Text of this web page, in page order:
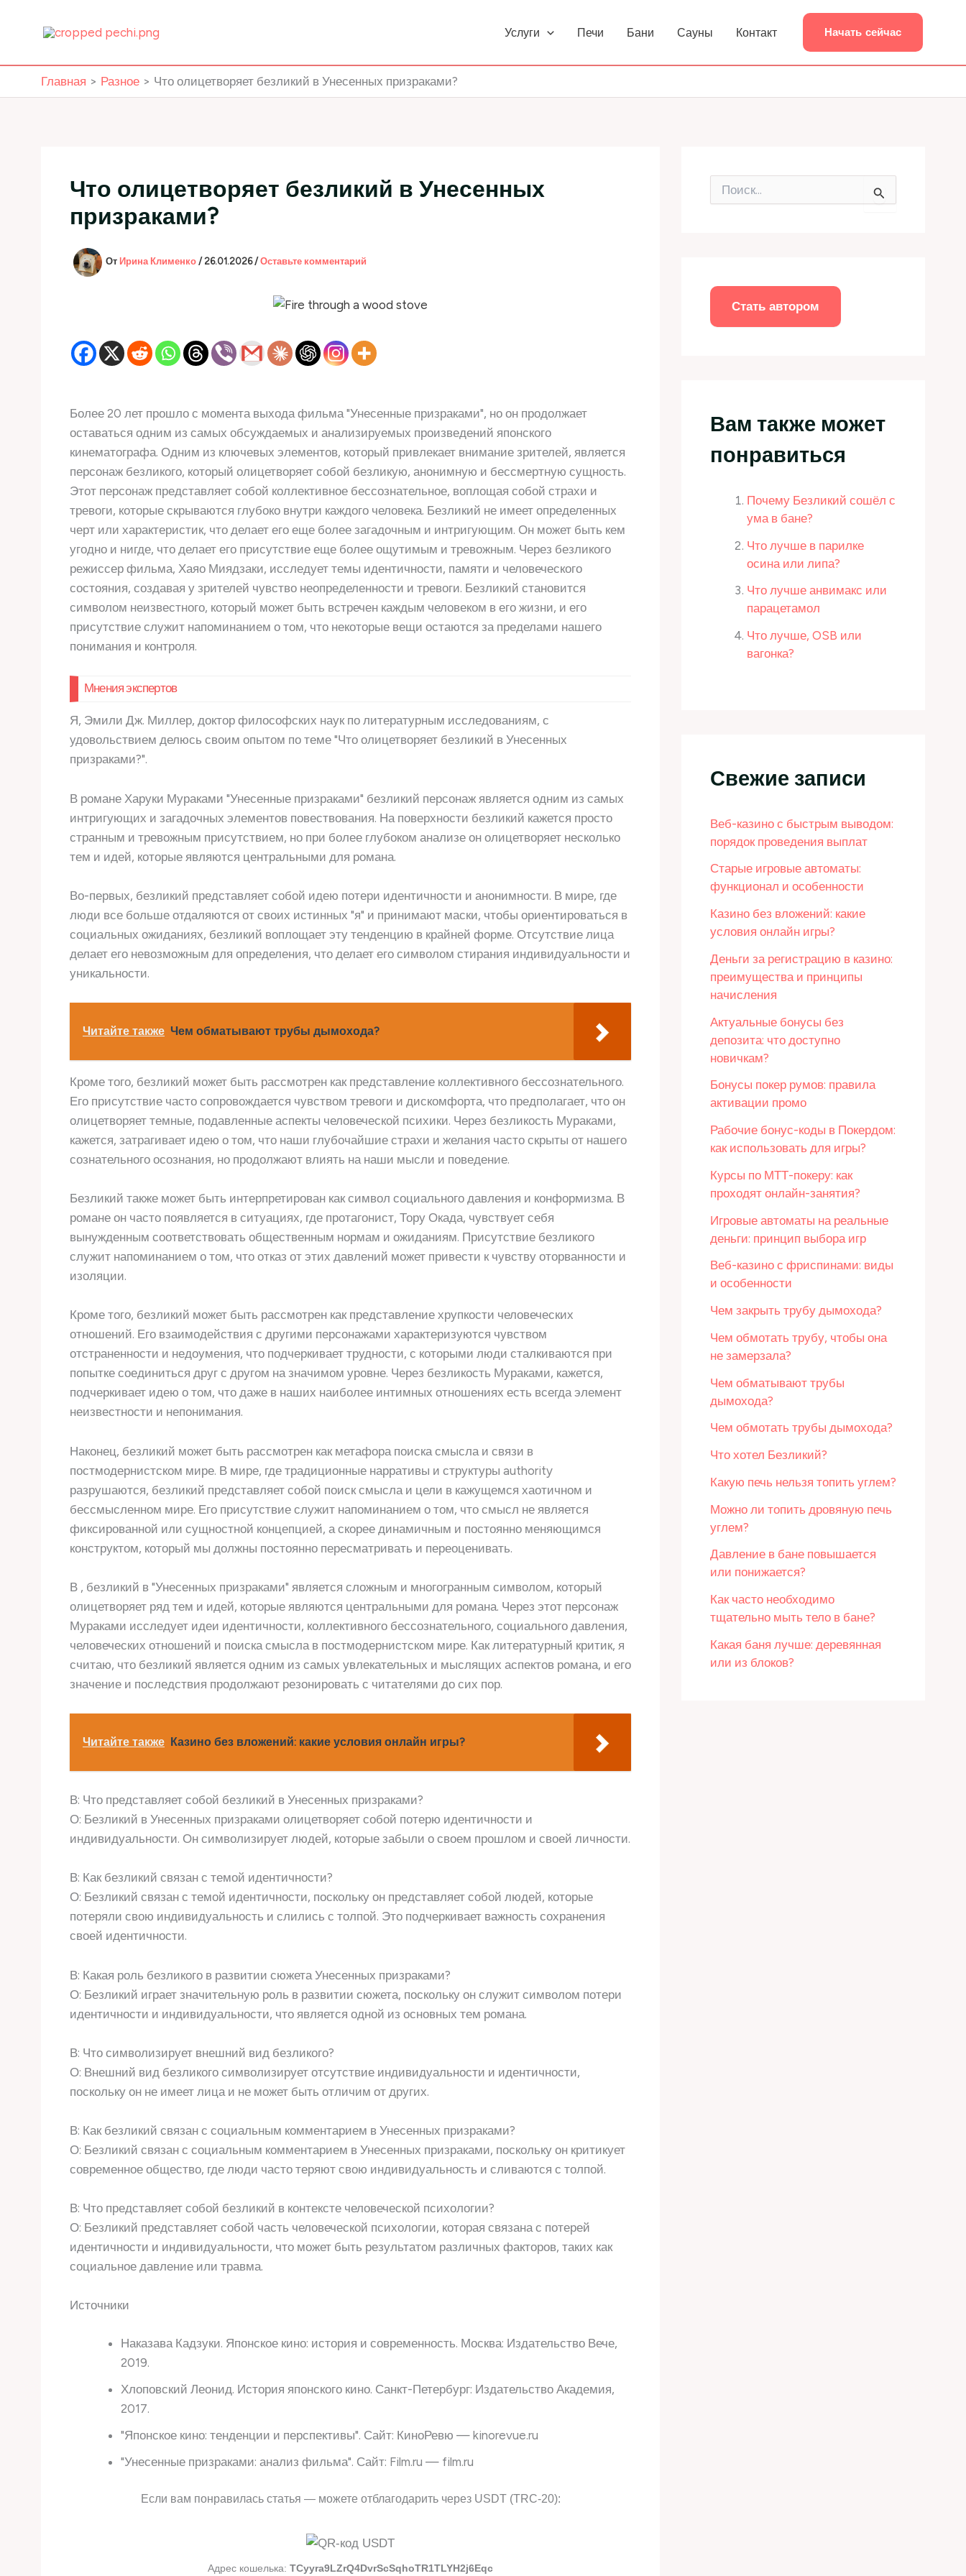
Услуги Печи Бани Сауны Контакт Начать сейчас
Главная Разное Что олицетворяет безликий в Унесенных призраками?
Что олицетворяет безликий в Унесенных
призраками?
От Ирина Клименко / 26.01.2026/ Оставьте комментарий
Более 20 лет прошло с момента выхода фильма "Унесенные призраками", но он продолжает
оставаться одним из самых обсуждаемых и анализируемых произведений японского
кинематографа. Одним из ключевых элементов, который привлекает внимание зрителей, является
персонаж безликого, который олицетворяет собой безликую, анонимную и бессмертную сущность.
Этот персонаж представляет собой коллективное бессознательное, воплощая собой страхи и
тревоги, которые скрываются глубоко внутри каждого человека. Безликий не имеет определенных
черт или характеристик, что делает его еще более загадочным и интригующим. Он может быть кем
угодно и нигде, что делает его присутствие еще более ощутимым и тревожным. Через безликого
режиссер фильма, Хаяо Миядзаки, исследует темы идентичности, памяти и человеческого
состояния, создавая у зрителей чувство неопределенности и тревоги. Безликий становится
символом неизвестного, который может быть встречен каждым человеком в его жизни, и его
присутствие служит напоминанием о том, что некоторые вещи остаются за пределами нашего
понимания и контроля.
Мнения экспертов
Я, Эмили Дж. Миллер, доктор философских наук по литературным исследованиям, с
удовольствием делюсь своим опытом по теме "Что олицетворяет безликий в Унесенных
призраками?".
В романе Харуки Мураками "Унесенные призраками" безликий персонаж является одним из самых
интригующих и загадочных элементов повествования. На поверхности безликий кажется просто
странным и тревожным присутствием, но при более глубоком анализе он олицетворяет несколько
тем и идей, которые являются центральными для романа.
Во-первых, безликий представляет собой идею потери идентичности и анонимности. В мире, где
люди все больше отдаляются от своих истинных "я" и принимают маски, чтобы ориентироваться в
социальных ожиданиях, безликий воплощает эту тенденцию в крайней форме. Отсутствие лица
делает его невозможным для определения, что делает его символом стирания индивидуальности и
уникальности.
Читайте также Чем обматывают трубы дымохода?
Кроме того, безликий может быть рассмотрен как представление коллективного бессознательного.
Его присутствие часто сопровождается чувством тревоги и дискомфорта, что предполагает, что он
олицетворяет темные, подавленные аспекты человеческой психики. Через безликость Мураками,
кажется, затрагивает идею о том, что наши глубочайшие страхи и желания часто скрыты от нашего
сознательного осознания, но продолжают влиять на наши мысли и поведение.
Безликий также может быть интерпретирован как символ социального давления и конформизма. В
романе он часто появляется в ситуациях, где протагонист, Тору Окада, чувствует себя
вынужденным соответствовать общественным нормам и ожиданиям. Присутствие безликого
служит напоминанием о том, что отказ от этих давлений может привести к чувству оторванности и
изоляции.
Кроме того, безликий может быть рассмотрен как представление хрупкости человеческих
отношений. Его взаимодействия с другими персонажами характеризуются чувством
отстраненности и недоумения, что подчеркивает трудности, с которыми люди сталкиваются при
попытке соединиться друг с другом на значимом уровне. Через безликость Мураками, кажется,
подчеркивает идею о том, что даже в наших наиболее интимных отношениях есть всегда элемент
неизвестности и непонимания.
Наконец, безликий может быть рассмотрен как метафора поиска смысла и связи в
постмодернистском мире. В мире, где традиционные нарративы и структуры authority
разрушаются, безликий представляет собой поиск смысла и цели в кажущемся хаотичном и
бессмысленном мире. Его присутствие служит напоминанием о том, что смысл не является
фиксированной или сущностной концепцией, а скорее динамичным и постоянно меняющимся
конструктом, который мы должны постоянно пересматривать и переоценивать.
В , безликий в "Унесенных призраками" является сложным и многогранным символом, который
олицетворяет ряд тем и идей, которые являются центральными для романа. Через этот персонаж
Мураками исследует идеи идентичности, коллективного бессознательного, социального давления,
человеческих отношений и поиска смысла в постмодернистском мире. Как литературный критик, я
считаю, что безликий является одним из самых увлекательных и мыслящих аспектов романа, и его
значение и последствия продолжают резонировать с читателями до сих пор.
Читайте также Казино без вложений: какие условия онлайн игры?
В: Что представляет собой безликий в Унесенных призраками?
О: Безликий в Унесенных призраками олицетворяет собой потерю идентичности и
индивидуальности. Он символизирует людей, которые забыли о своем прошлом и своей личности.
В: Как безликий связан с темой идентичности?
О: Безликий связан с темой идентичности, поскольку он представляет собой людей, которые
потеряли свою индивидуальность и слились с толпой. Это подчеркивает важность сохранения
своей идентичности.
В: Какая роль безликого в развитии сюжета Унесенных призраками?
О: Безликий играет значительную роль в развитии сюжета, поскольку он служит символом потери
идентичности и индивидуальности, что является одной из основных тем романа.
В: Что символизирует внешний вид безликого?
О: Внешний вид безликого символизирует отсутствие индивидуальности и идентичности,
поскольку он не имеет лица и не может быть отличим от других.
В: Как безликий связан с социальным комментарием в Унесенных призраками?
О: Безликий связан с социальным комментарием в Унесенных призраками, поскольку он критикует
современное общество, где люди часто теряют свою индивидуальность и сливаются с толпой.
В: Что представляет собой безликий в контексте человеческой психологии?
О: Безликий представляет собой часть человеческой психологии, которая связана с потерей
идентичности и индивидуальности, что может быть результатом различных факторов, таких как
социальное давление или травма.
Источники
Наказава Кадзуки. Японское кино: история и современность. Москва: Издательство Вече,
2019.
Хлоповский Леонид. История японского кино. Санкт-Петербург: Издательство Академия,
2017.
"Японское кино: тенденции и перспективы". Сайт: КиноРевю — kinorevue.ru
"Унесенные призраками: анализ фильма". Сайт: Film.ru — film.ru
Если вам понравилась статья — можете отблагодарить через USDT (TRC-20):
Адрес кошелька: TCyyra9LZrQ4DvrScSqhoTR1TLYH2j6Eqc
Стать автором
Вам также может
понравиться
Почему Безликий сошёл с
ума в бане?
Что лучше в парилке
осина или липа?
Что лучше анвимакс или
парацетамол
Что лучше, OSB или
вагонка?
Свежие записи
Веб-казино с быстрым выводом:
порядок проведения выплат
Старые игровые автоматы:
функционал и особенности
Казино без вложений: какие
условия онлайн игры?
Деньги за регистрацию в казино:
преимущества и принципы
начисления
Актуальные бонусы без
депозита: что доступно
новичкам?
Бонусы покер румов: правила
активации промо
Рабочие бонус-коды в Покердом:
как использовать для игры?
Курсы по МТТ-покеру: как
проходят онлайн-занятия?
Игровые автоматы на реальные
деньги: принцип выбора игр
Веб-казино с фриспинами: виды
и особенности
Чем закрыть трубу дымохода?
Чем обмотать трубу, чтобы она
не замерзала?
Чем обматывают трубы
дымохода?
Чем обмотать трубы дымохода?
Что хотел Безликий?
Какую печь нельзя топить углем?
Можно ли топить дровяную печь
углем?
Давление в бане повышается
или понижается?
Как часто необходимо
тщательно мыть тело в бане?
Какая баня лучше: деревянная
или из блоков?